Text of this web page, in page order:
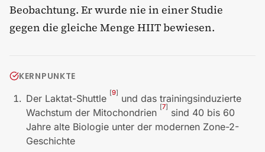
Beobachtung. Er wurde nie in einer Studie
gegen die gleiche Menge HIIT bewiesen.
KERNPUNKTE
Der Laktat-Shuttle [9] und das trainingsinduzierte
Wachstum der Mitochondrien [7] sind 40 bis 60
Jahre alte Biologie unter der modernen Zone-2-
Geschichte